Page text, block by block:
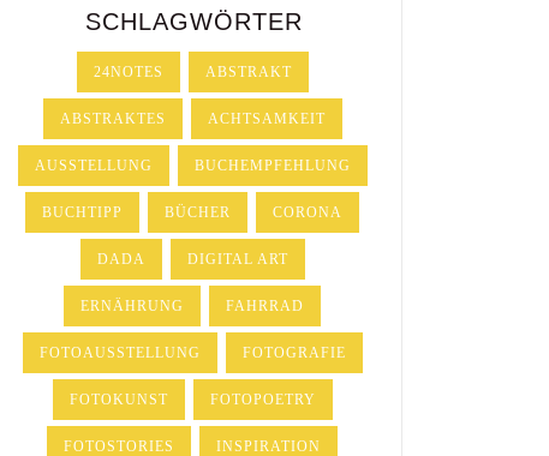
SCHLAGWÖRTER
24NOTES ABSTRAKT
ABSTRAKTES ACHTSAMKEIT
AUSSTELLUNG BUCHEMPFEHLUNG
BUCHTIPP BÜCHER CORONA
DADA DIGITAL ART
ERNÄHRUNG FAHRRAD
FOTOAUSSTELLUNG FOTOGRAFIE
FOTOKUNST FOTOPOETRY
FOTOSTORIES INSPIRATION